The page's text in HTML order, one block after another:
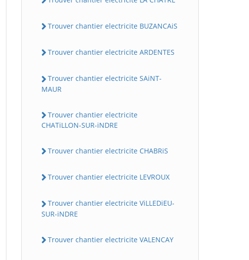
Trouver chantier electricite BUZANCAiS
Trouver chantier electricite ARDENTES
Trouver chantier electricite SAiNT-
MAUR
Trouver chantier electricite
CHATiLLON-SUR-iNDRE
Trouver chantier electricite CHABRiS
Trouver chantier electricite LEVROUX
Trouver chantier electricite ViLLEDiEU-
SUR-iNDRE
Trouver chantier electricite VALENCAY